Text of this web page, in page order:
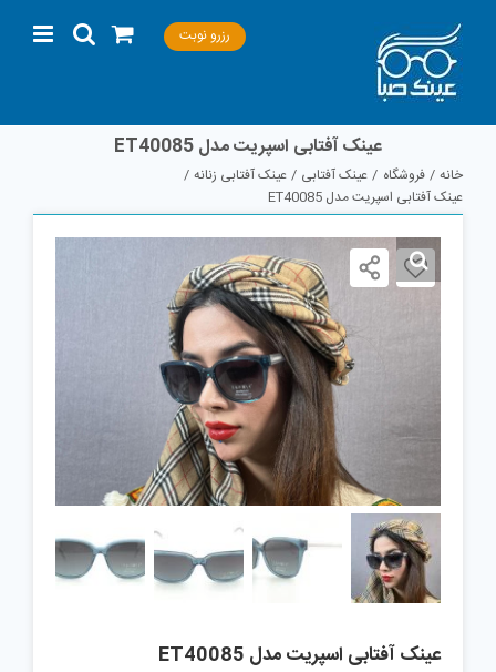
content
رزرو نوبت
عینک آفتابی اسپریت مدل ET40085
خانه فروشگاه عینک آفتابی
عینک آفتابی زنانه
عینک آفتابی اسپریت مدل ET40085
عینک آفتابی اسپریت مدل ET40085